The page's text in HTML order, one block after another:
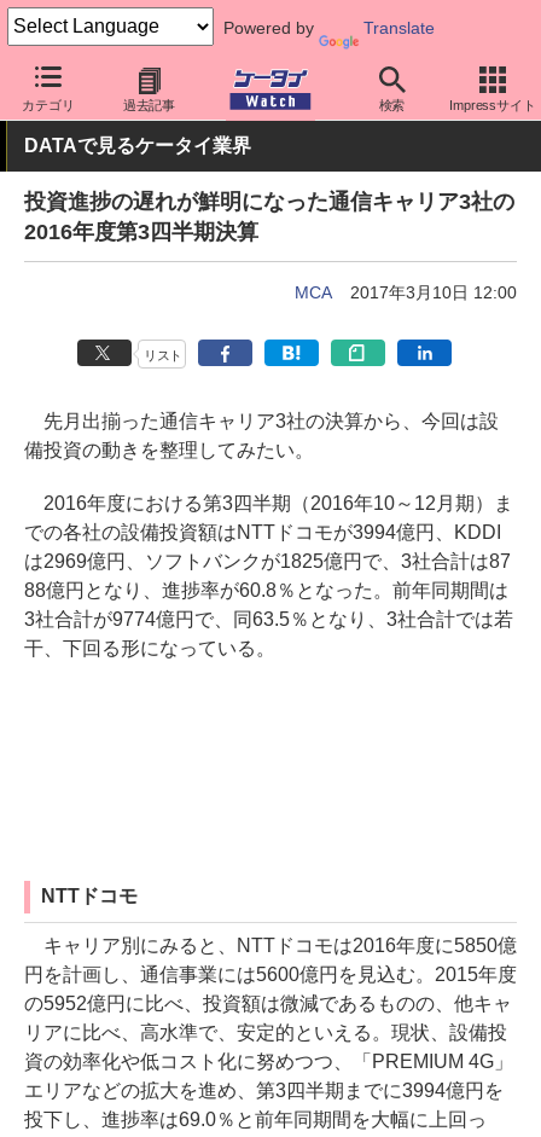
Powered by Translate
カテゴリ 過去記事 検索 Impressサイト
ケータイ Watch 業界動向 調査
DATAで見るケータイ業界
投資進捗の遅れが鮮明になった通信キャリア3社の
2016年度第3四半期決算
MCA 2017年3月10日 12:00
リスト
先月出揃った通信キャリア3社の決算から、今回は設
備投資の動きを整理してみたい。
2016年度における第3四半期（2016年10～12月期）ま
での各社の設備投資額はNTTドコモが3994億円、KDDI
は2969億円、ソフトバンクが1825億円で、3社合計は87
88億円となり、進捗率が60.8％となった。前年同期間は
3社合計が9774億円で、同63.5％となり、3社合計では若
干、下回る形になっている。
NTTドコモ
キャリア別にみると、NTTドコモは2016年度に5850億
円を計画し、通信事業には5600億円を見込む。2015年度
の5952億円に比べ、投資額は微減であるものの、他キャ
リアに比べ、高水準で、安定的といえる。現状、設備投
資の効率化や低コスト化に努めつつ、「PREMIUM 4G」
エリアなどの拡大を進め、第3四半期までに3994億円を
投下し、進捗率は69.0％と前年同期間を大幅に上回っ